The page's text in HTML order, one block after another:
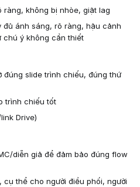
ràng, không bị nhòe, giật lag
đủ ánh sáng, rõ ràng, hậu cảnh
chú ý không cần thiết
đúng slide trình chiếu, đúng thứ
trình chiếu tốt
Drive)
diễn giả để đảm bảo đúng flow
cụ thể cho người điều phối, người